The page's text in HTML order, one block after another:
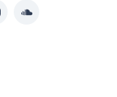
Soundcloud